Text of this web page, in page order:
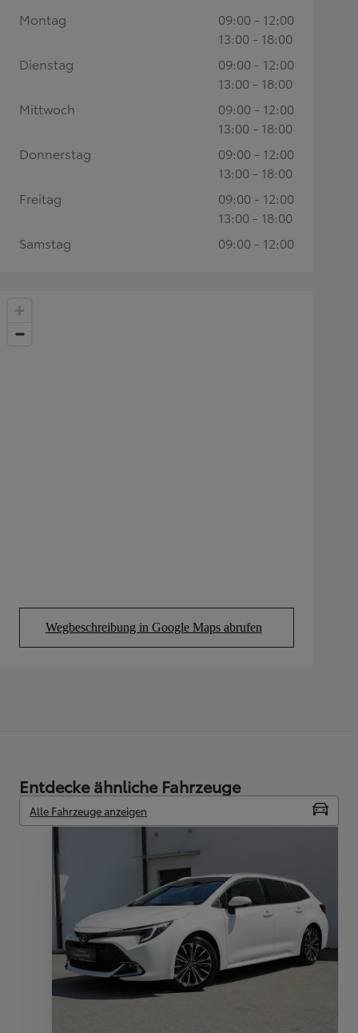
Wegbeschreibung in Google Maps abrufen
(Opens in new tab)
Montag
09:00 - 12:00
13:00 - 18:00
Dienstag
09:00 - 12:00
13:00 - 18:00
Mittwoch
09:00 - 12:00
13:00 - 18:00
Donnerstag
09:00 - 12:00
13:00 - 18:00
Freitag
09:00 - 12:00
13:00 - 18:00
Samstag
09:00 - 12:00
Entdecke ähnliche Fahrzeuge
Alle Fahrzeuge anzeigen